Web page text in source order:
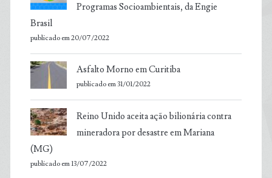
Programas Socioambientais, da Engie
Brasil
publicado em 20/07/2022
Asfalto Morno em Curitiba
publicado em 31/01/2022
Reino Unido aceita ação bilionária contra
mineradora por desastre em Mariana
(MG)
publicado em 13/07/2022